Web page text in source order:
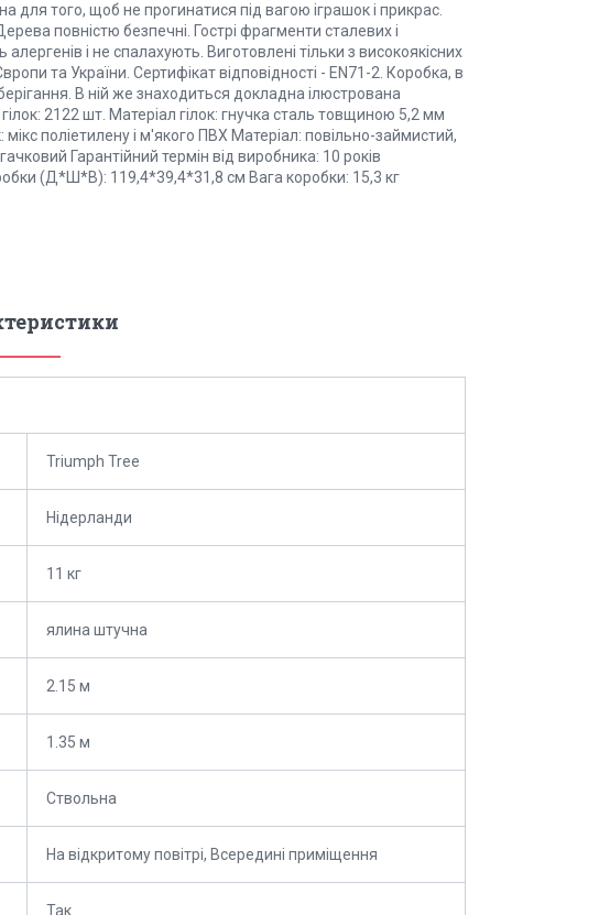
для того, щоб не прогинатися під вагою іграшок і прикрас.
повністю безпечні. Гострі фрагменти сталевих і
і не спалахують. Виготовлені тільки з високоякісних
та України. Сертифікат відповідності - EN71-2. Коробка, в
В ній же знаходиться докладна ілюстрована
2122 шт. Матеріал гілок: гнучка сталь товщиною 5,2 мм
поліетилену і м'якого ПВХ Матеріал: повільно-займистий,
Гарантійний термін від виробника: 10 років
(Д*Ш*В): 119,4*39,4*31,8 см Вага коробки: 15,3 кг
Triumph Tree
Нідерланди
11 кг
ялина штучна
2.15 м
1.35 м
Ствольна
На відкритому повітрі, Всередині приміщення
Так